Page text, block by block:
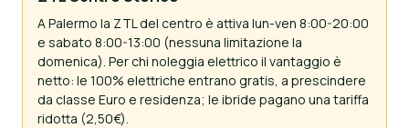
A Palermo la ZTL del centro è attiva lun-ven 8:00-20:00
e sabato 8:00-13:00 (nessuna limitazione la
domenica). Per chi noleggia elettrico il vantaggio è
netto: le 100% elettriche entrano gratis, a prescindere
da classe Euro e residenza; le ibride pagano una tariffa
ridotta (2,50€).